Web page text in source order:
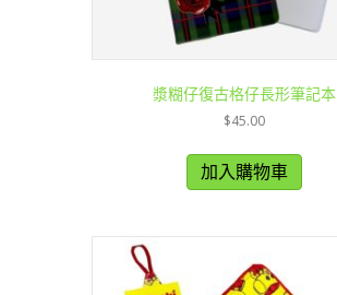
漿糊仔復古格仔長形筆記本
$45.00
加入購物車